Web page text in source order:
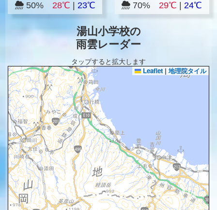
50% 28℃ 23℃ 70%29℃ |24℃
湯山小学校の
雨雲レーダー
タップすると拡大します
Leaflet | 地理院タイル